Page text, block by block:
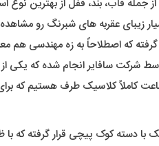
جمله قاب، بند، قفل از بهترین
زیبای عقربه های شبرنگ رو
که اصطلاحاً به زه مهندسی هم
سافایر انجام شده که
کاملاً کلاسیک طرف هستیم که
با دسته کوک پیچی قرار گرفته که